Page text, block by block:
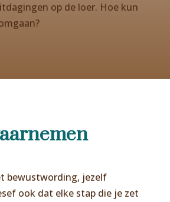
op de loer. Hoe kun
bewustwording, jezelf
ook dat elke stap die je zet